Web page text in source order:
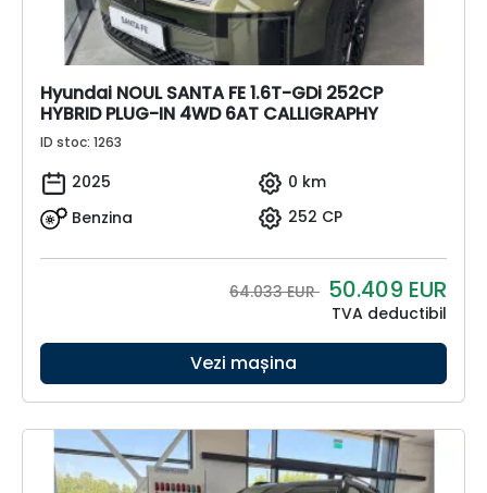
Hyundai NOUL SANTA FE 1.6T-GDi 252CP
HYBRID PLUG-IN 4WD 6AT CALLIGRAPHY
ID stoc: 1263
2025
0 km
Benzina
252 CP
64.033 EUR 50.409 EUR
TVA deductibil
Vezi mașina